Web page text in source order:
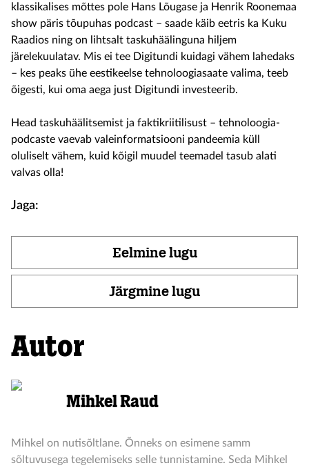
klassikalises mõttes pole Hans Lõugase ja Henrik Roonemaa
show päris tõupuhas podcast – saade käib eetris ka Kuku
Raadios ning on lihtsalt taskuhäälinguna hiljem
järelekuulatav. Mis ei tee Digitundi kuidagi vähem lahedaks
– kes peaks ühe eestikeelse tehnoloogiasaate valima, teeb
õigesti, kui oma aega just Digitundi investeerib.
Head taskuhäälitsemist ja faktikriitilisust – tehnoloogia-
podcaste vaevab valeinformatsiooni pandeemia küll
oluliselt vähem, kuid kõigil muudel teemadel tasub alati
valvas olla!
Jaga:
Eelmine lugu
Järgmine lugu
Autor
Mihkel Raud
Mihkel on nutisõltlane. Õnneks on esimene samm
sõltuvusega tegelemiseks selle tunnistamine. Seda Mihkel